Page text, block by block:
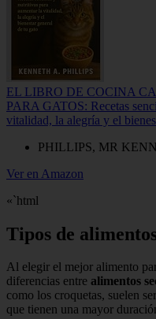
EL LIBRO DE COCINA
PARA GATOS: Recetas
vitalidad, la alegría y el
PHILLIPS, MR
Ver en Amazon
«`html
Tipos de
Al elegir el mejor alimento
diferencias entre alimentos
como los croquetas, suelen
que tienen una mayor